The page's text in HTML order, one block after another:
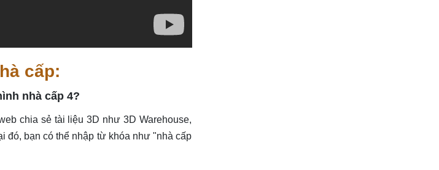
cấp:
nhà cấp 4?
chia sẻ tài liệu 3D như 3D Warehouse,
đó, bạn có thể nhập từ khóa như "nhà cấp